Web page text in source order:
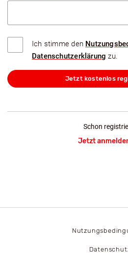
Ich stimme den
Datenschutzerklärung zu.
Jetzt kostenlos
Schon
Jetzt